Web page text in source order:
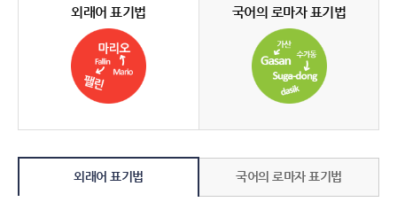
외래어 표기법 국어의 로마자 표기법
외래어 표기법 국어의 로마자 표기법